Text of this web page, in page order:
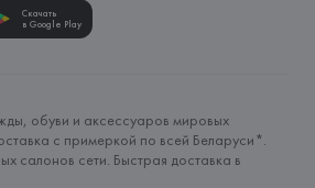
Скачать
в Google Play
обуви и аксессуаров мировых
с примеркой по всей Беларуси*.
салонов сети. Быстрая доставка в